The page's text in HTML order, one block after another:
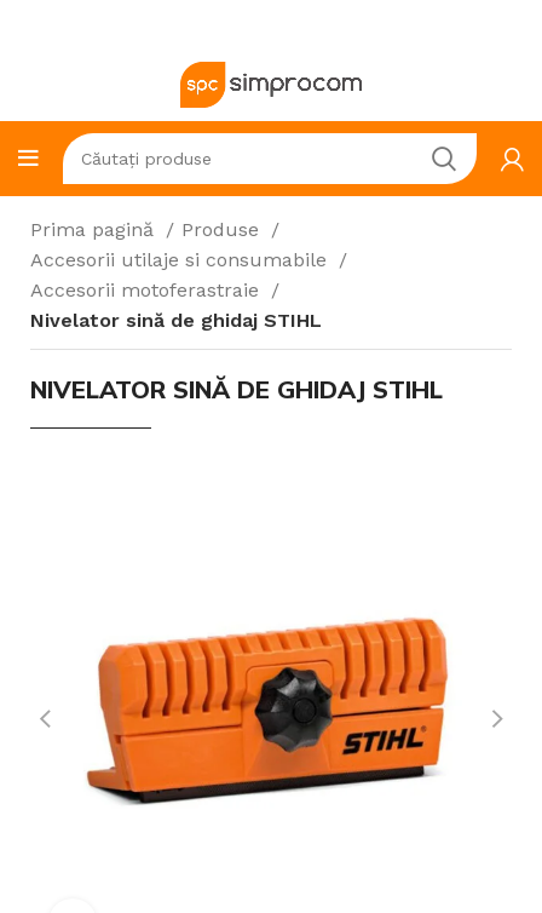
Prima pagină
Produse
Accesorii utilaje si consumabile
Accesorii motoferastraie
Nivelator sină de ghidaj STIHL
NIVELATOR SINĂ DE GHIDAJ STIHL